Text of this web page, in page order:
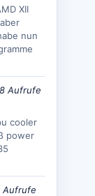
XII
nun
Aufrufe
cooler
power
Aufrufe